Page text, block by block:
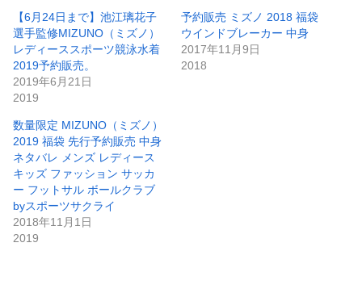
【6月24日まで】池江璃花子
選手監修MIZUNO（ミズノ）
レディーススポーツ競泳水着
2019予約販売。
2019年6月21日
2019
予約販売 ミズノ 2018 福袋
ウインドブレーカー 中身
2017年11月9日
2018
数量限定 MIZUNO（ミズノ）
2019 福袋 先行予約販売 中身
ネタバレ メンズ レディース
キッズ ファッション サッカ
ー フットサル ボールクラブ
byスポーツサクライ
2018年11月1日
2019